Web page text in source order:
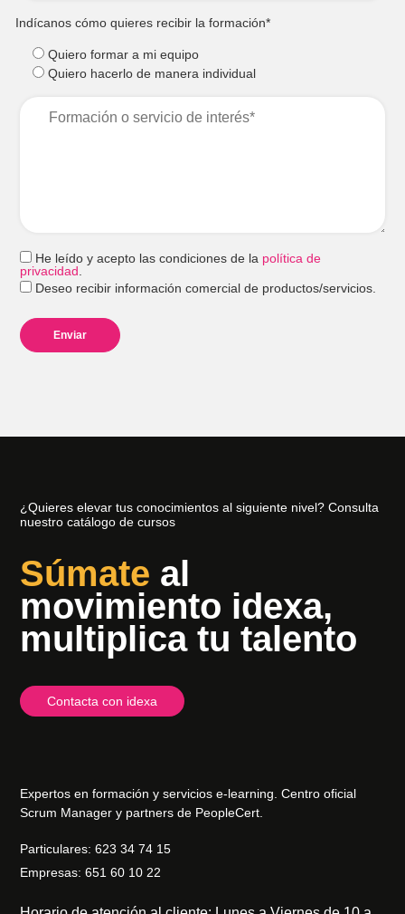
Indícanos cómo quieres recibir la formación*
Quiero formar a mi equipo
Quiero hacerlo de manera individual
He leído y acepto las condiciones de la política de
privacidad
Deseo recibir información comercial de productos/servicios.
¿Quieres elevar tus conocimientos al siguiente nivel? Consulta
nuestro catálogo de cursos
Súmate al
movimiento idexa,
multiplica tu talento
Contacta con idexa
Expertos en formación y servicios e-learning. Centro oficial
Scrum Manager y partners de PeopleCert.
Particulares: 623 34 74 15
Empresas: 651 60 10 22